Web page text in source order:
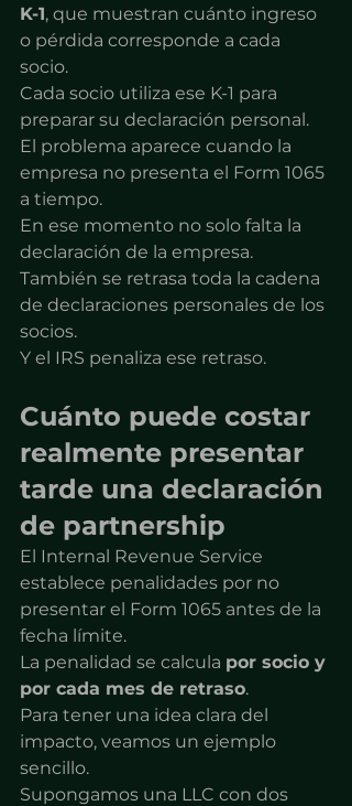
K-1, que muestran cuánto ingreso
o pérdida corresponde a cada
socio.
Cada socio utiliza ese K-1 para
preparar su declaración personal.
El problema aparece cuando la
empresa no presenta el Form 1065
a tiempo.
En ese momento no solo falta la
declaración de la empresa.
También se retrasa toda la cadena
de declaraciones personales de los
socios.
Y el IRS penaliza ese retraso.
Cuánto puede costar
realmente presentar
tarde una declaración
de partnership
El Internal Revenue Service
establece penalidades por no
presentar el Form 1065 antes de la
fecha límite.
La penalidad se calcula por socio y
por cada mes de retraso.
Para tener una idea clara del
impacto, veamos un ejemplo
sencillo.
Supongamos una LLC con dos